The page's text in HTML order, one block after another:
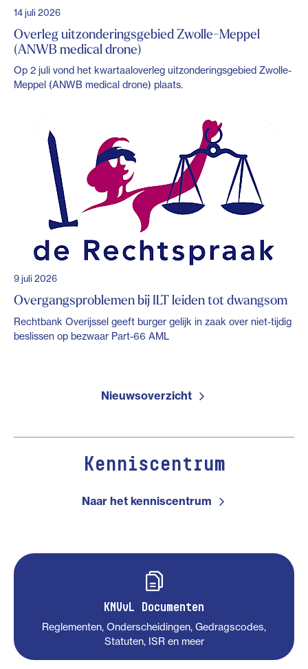
14 juli 2026
Overleg uitzonderingsgebied Zwolle-Meppel
(ANWB medical drone)
Op 2 juli vond het kwartaaloverleg uitzonderingsgebied Zwolle-
Meppel (ANWB medical drone) plaats.
9 juli 2026
Overgangsproblemen bij ILT leiden tot dwangsom
Rechtbank Overijssel geeft burger gelijk in zaak over niet-tijdig
beslissen op bezwaar Part-66 AML
Nieuwsoverzicht
Kenniscentrum
Naar het kenniscentrum
KNVvL Documenten
Reglementen, Onderscheidingen, Gedragscodes,
Statuten, ISR en meer